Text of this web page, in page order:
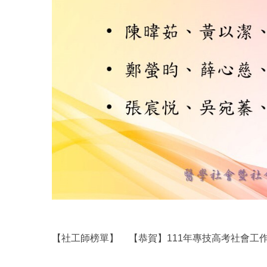
【社工師榜單】 【恭賀】111年專技高考社會工